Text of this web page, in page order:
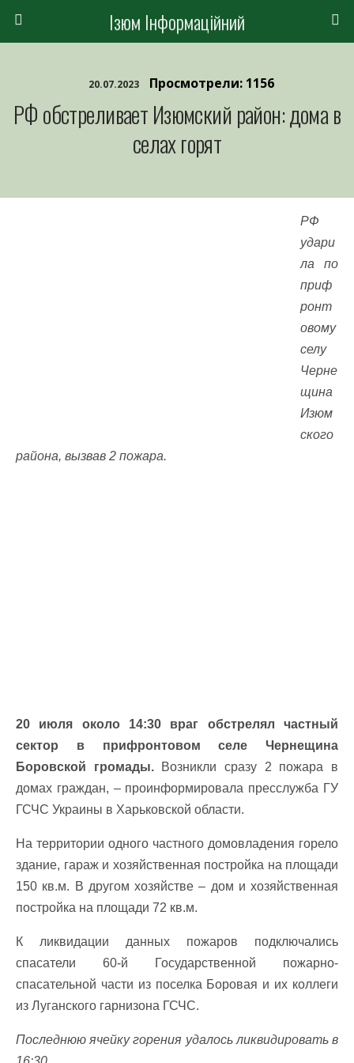
Ізюм Інформаційний
20.07.2023 Просмотрели: 1156
РФ обстреливает Изюмский район: дома в
селах горят
РФ
удари
ла по
приф
ронт
овому
селу
Черне
щина
Изюм
ского
района, вызвав 2 пожара.
20 июля около 14:30 враг обстрелял частный
сектор в прифронтовом селе Чернещина
Боровской громады. Возникли сразу 2 пожара в
домах граждан, – проинформировала пресслужба ГУ
ГСЧС Украины в Харьковской области.
На территории одного частного домовладения горело
здание, гараж и хозяйственная постройка на площади
150 кв.м. В другом хозяйстве – дом и хозяйственная
постройка на площади 72 кв.м.
К ликвидации данных пожаров подключались
спасатели 60-й Государственной пожарно-
спасательной части из поселка Боровая и их коллеги
из Луганского гарнизона ГСЧС.
Последнюю ячейку горения удалось ликвидировать в